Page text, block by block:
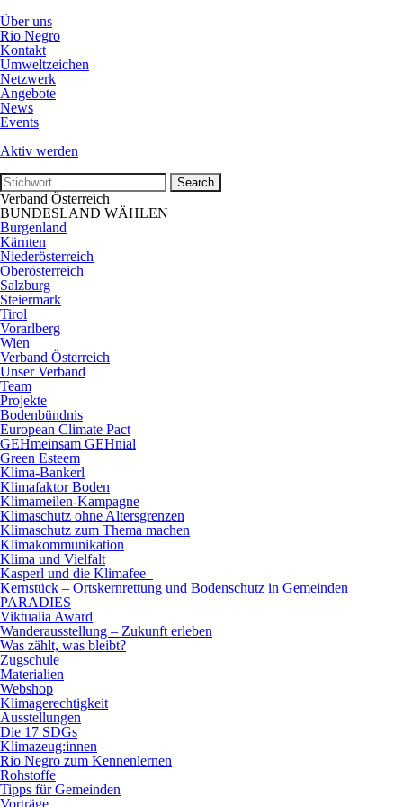
Über uns
Rio Negro
Kontakt
Umweltzeichen
Netzwerk
Angebote
News
Events
Aktiv werden
Verband Österreich
BUNDESLAND WÄHLEN
Burgenland
Kärnten
Niederösterreich
Oberösterreich
Salzburg
Steiermark
Tirol
Vorarlberg
Wien
Verband Österreich
Unser Verband
Team
Projekte
Bodenbündnis
European Climate Pact
GEHmeinsam GEHnial
Green Esteem
Klima-Bankerl
Klimafaktor Boden
Klimameilen-Kampagne
Klimaschutz ohne Altersgrenzen
Klimaschutz zum Thema machen
Klimakommunikation
Klima und Vielfalt
Kasperl und die Klimafee
Kernstück – Ortskernrettung und Bodenschutz in Gemeinden
PARADIES
Viktualia Award
Wanderausstellung – Zukunft erleben
Was zählt, was bleibt?
Zugschule
Materialien
Webshop
Klimagerechtigkeit
Ausstellungen
Die 17 SDGs
Klimazeug:innen
Rio Negro zum Kennenlernen
Rohstoffe
Tipps für Gemeinden
Vorträge